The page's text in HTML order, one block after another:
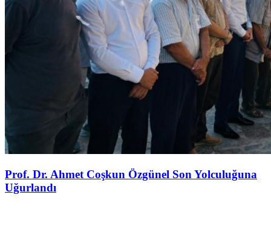
Prof. Dr. Ahmet Coşkun Özgünel Son Yolculuğuna
Uğurlandı